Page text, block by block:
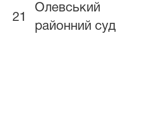
21
Олевський
районний суд